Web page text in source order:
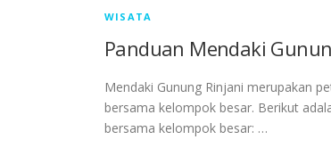
WISATA
Panduan Mendaki
Mendaki Gunung Rinjani merupakan
bersama kelompok besar. Berikut
bersama kelompok besar: …